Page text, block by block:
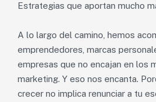
Estrategias que aportan mucho
A lo largo del camino, hemos
emprendedores, marcas
empresas que no encajan en los
marketing. Y eso nos encanta.
crecer no implica renunciar a tu